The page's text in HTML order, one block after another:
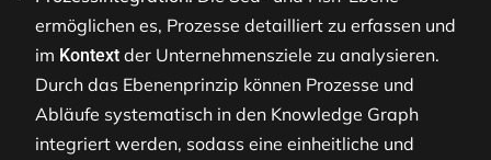
ermöglichen es, Prozesse detailliert zu erfassen und
im Kontext der Unternehmensziele zu analysieren.
Durch das Ebenenprinzip können Prozesse und
Abläufe systematisch in den Knowledge Graph
integriert werden, sodass eine einheitliche und